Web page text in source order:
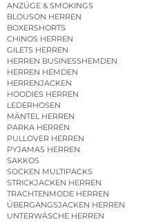
ANZÜGE & SMOKINGS
BLOUSON HERREN
BOXERSHORTS
CHINOS HERREN
GILETS HERREN
HERREN BUSINESSHEMDEN
HERREN HEMDEN
HERRENJACKEN
HOODIES HERREN
LEDERHOSEN
MÄNTEL HERREN
PARKA HERREN
PULLOVER HERREN
PYJAMAS HERREN
SAKKOS
SOCKEN MULTIPACKS
STRICKJACKEN HERREN
TRACHTENMODE HERREN
ÜBERGANGSJACKEN HERREN
UNTERWÄSCHE HERREN